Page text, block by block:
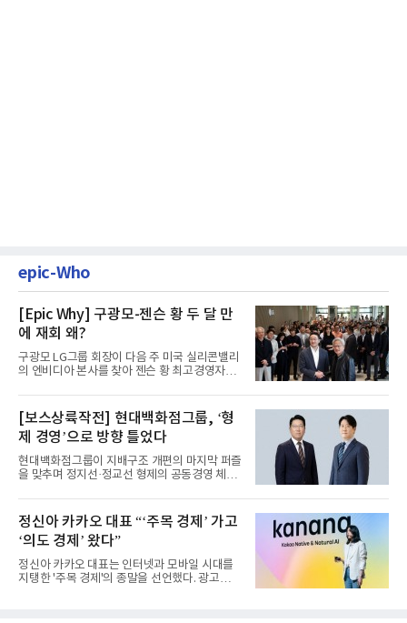
epic-Who
[Epic Why] 구광모-젠슨 황 두 달 만
에 재회 왜?
구광모 LG그룹 회장이 다음 주 미국 실리콘밸리
의 엔비디아 본사를 찾아 젠슨 황 최고경영자
[보스상륙작전] 현대백화점그룹, ‘형
제 경영’으로 방향 틀었다
현대백화점그룹이 지배구조 개편의 마지막 퍼즐
을 맞추며 정지선·정교선 형제의 공동경영 체제
정신아 카카오 대표 “‘주목 경제’ 가고
‘의도 경제’ 왔다”
정신아 카카오 대표는 인터넷과 모바일 시대를
지탱한 '주목 경제'의 종말을 선언했다. 광고를